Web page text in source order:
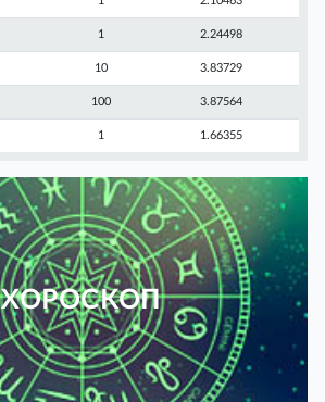
1 2.24498
10 3.83729
100 3.87564
1 1.66355
ХОРОСКОП